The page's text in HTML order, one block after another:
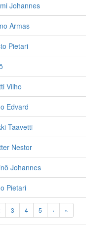
Johannes
Armas
Pietari
Vilho
Edvard
Taavetti
Nestor
Johannes
Pietari
3 4 5 › »